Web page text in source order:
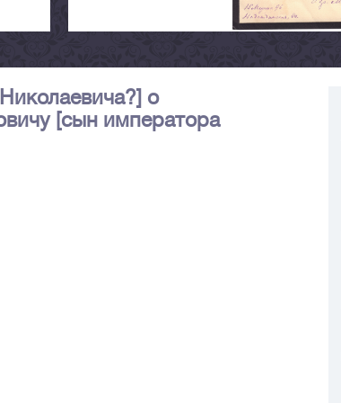
о
[сын императора